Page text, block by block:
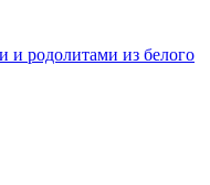
и родолитами из белого